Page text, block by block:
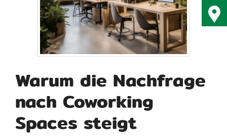
Warum die Nachfrage
nach Coworking
Spaces steigt